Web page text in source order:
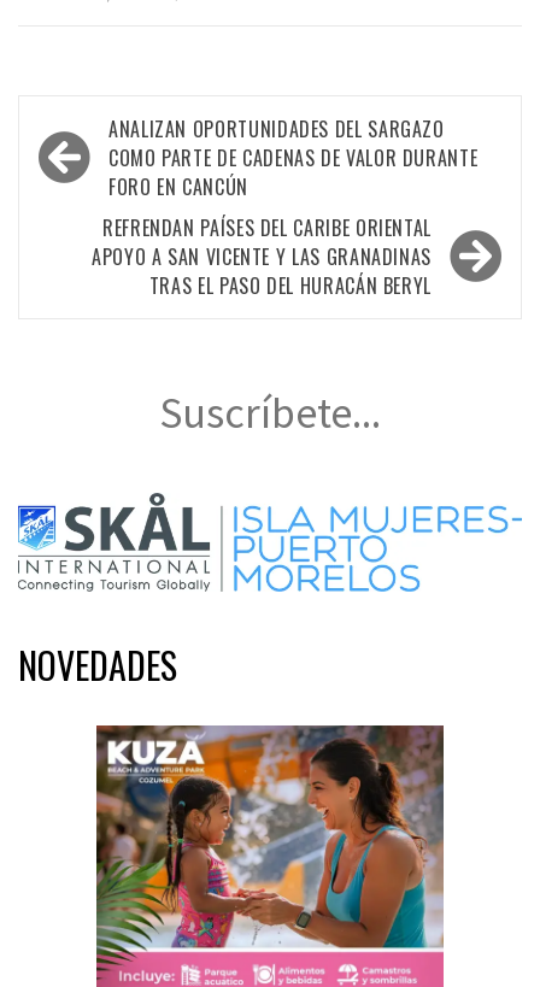
Navegación
de
entradas
ANALIZAN OPORTUNIDADES DEL SARGAZO
COMO PARTE DE CADENAS DE VALOR DURANTE
FORO EN CANCÚN
REFRENDAN PAÍSES DEL CARIBE ORIENTAL
APOYO A SAN VICENTE Y LAS GRANADINAS
TRAS EL PASO DEL HURACÁN BERYL
Suscríbete...
NOVEDADES